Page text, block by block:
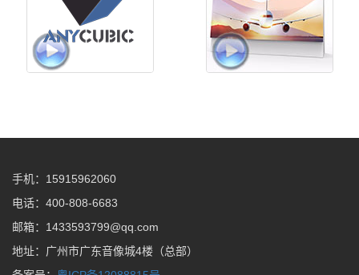
手机：15915962060
电话：400-808-6683
邮箱：1433593799@qq.com
地址：广州市广东音像城4楼（总部）